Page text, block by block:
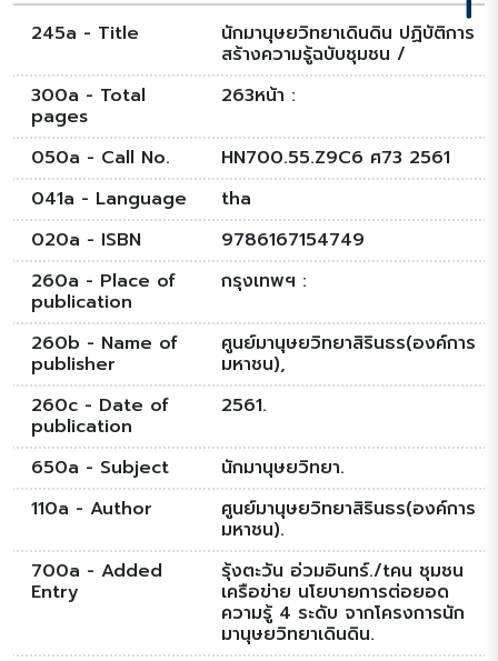
245a - Title นักมานุษยวิทยาเดินดิน ปฏิบัติการ
สร้างความรู้ฉบับชุมชน /
300a - Total
pages
263หน้า :
050a - Call No.
HN700.55.Z9C6 ศ73 2561
041a - Language
tha
020a - ISBN
9786167154749
260a - Place of
publication
กรุงเทพฯ :
260b - Name of
publisher
ศูนย์มานุษยวิทยาสิรินธร(องค์การ
มหาชน),
260c - Date of
publication
2561.
650a - Subject
นักมานุษยวิทยา.
110a - Author
ศูนย์มานุษยวิทยาสิรินธร(องค์การ
มหาชน).
700a - Added
Entry
รุ้งตะวัน อ่วมอินทร์./tคน ชุมชน
เครือข่าย นโยบายการต่อยอด
ความรู้ 4 ระดับ จากโครงการนัก
มานุษยวิทยาเดินดิน.